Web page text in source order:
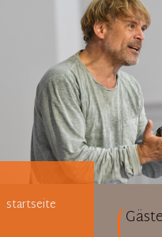
startseite